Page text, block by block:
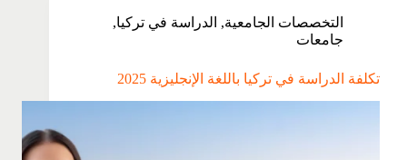
التخصصات الجامعية, الدراسة في تركيا,
جامعات
تكلفة الدراسة في تركيا باللغة الإنجليزية 2025